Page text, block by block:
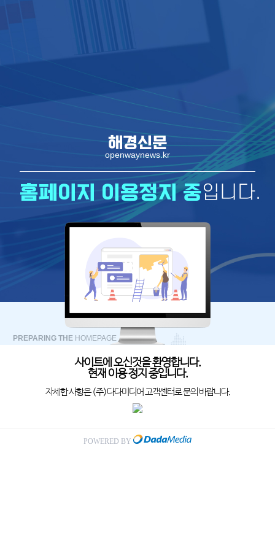
해경신문
openwaynews.kr
홈페이지 이용정지 중입니다.
PREPARING THE HOMEPAGE
사이트에 오신것을 환영합니다.
현재 이용 정지 중입니다.
자세한 사항은 (주)다다미디어 고객센터로 문의 바랍니다.
POWERED BY